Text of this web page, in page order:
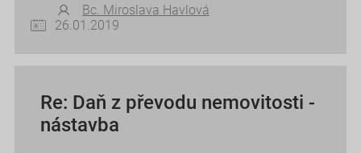
Bc. Miroslava Havlová
26.01.2019
Re: Daň z převodu nemovitosti -
nástavba